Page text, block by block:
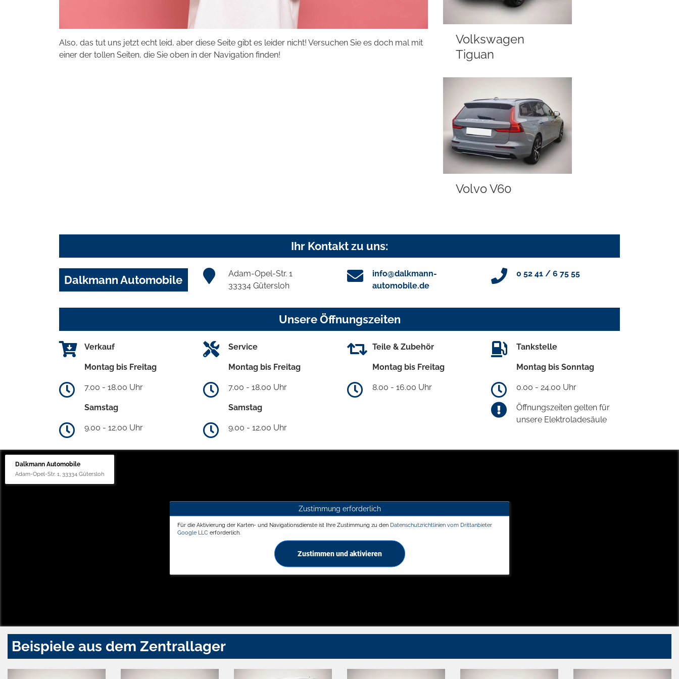
Also, das tut uns jetzt echt leid, aber diese Seite gibt es leider nicht! Versuchen Sie es doch mal mit
einer der tollen Seiten, die Sie oben in der Navigation finden!
Volkswagen
Tiguan
Volvo V60
Ihr Kontakt zu uns:
Dalkmann Automobile
Adam-Opel-Str. 1
33334 Gütersloh
info@dalkmann-
automobile.de
0 52 41 / 6 75 55
Unsere Öffnungszeiten
Verkauf
Montag bis Freitag
7.00 - 18.00 Uhr
Samstag
9.00 - 12.00 Uhr
Service
Montag bis Freitag
7.00 - 18.00 Uhr
Samstag
9.00 - 12.00 Uhr
Teile & Zubehör
Montag bis Freitag
8.00 - 16.00 Uhr
Tankstelle
Montag bis Sonntag
0.00 - 24.00 Uhr
Öffnungszeiten gelten für
unsere Elektroladesäule
Dalkmann Automobile
Adam-Opel-Str. 1, 33334 Gütersloh
Zustimmung erforderlich
Für die Aktivierung der Karten- und Navigationsdienste ist Ihre Zustimmung zu den Datenschutzrichtlinien vom Drittanbieter
Google LLC erforderlich.
Zustimmen und aktivieren
Beispiele aus dem Zentrallager